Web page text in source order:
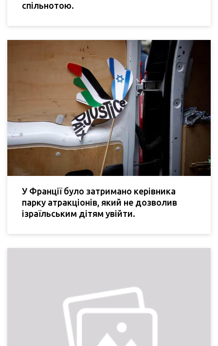
спільнотою.
У Франції було затримано керівника
парку атракціонів, який не дозволив
ізраїльським дітям увійти.